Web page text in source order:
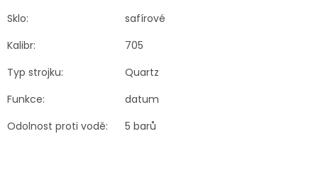
Sklo:
safírové
Kalibr:
705
Typ strojku:
Quartz
Funkce:
datum
Odolnost proti vodě:
5 barů